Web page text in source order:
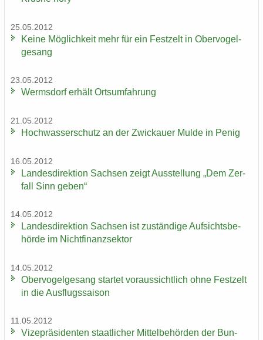
25.05.2012
Keine Mög­lich­keit mehr für ein Fest­zelt in Ober­vo­gel­
ge­sang
23.05.2012
Werms­dorf er­hält Orts­um­fah­rung
21.05.2012
Hoch­was­ser­schutz an der Zwi­ckau­er Mulde in Penig
16.05.2012
Lan­des­di­rek­ti­on Sach­sen zeigt Aus­stel­lung „Dem Zer­
fall Sinn geben“
14.05.2012
Lan­des­di­rek­ti­on Sach­sen ist zu­stän­di­ge Auf­sichts­be­
hör­de im Nicht­fi­nanz­sek­tor
14.05.2012
Ober­vo­gel­ge­sang star­tet vor­aus­sicht­lich ohne Fest­zelt
in die Aus­flugs­sai­son
11.05.2012
Vi­ze­prä­si­den­ten staat­li­cher Mit­tel­be­hör­den der Bun­